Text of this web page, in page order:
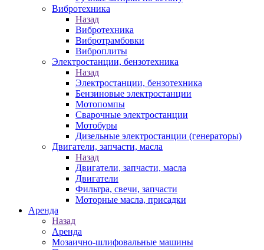
Вибротехника
Назад
Вибротехника
Вибротрамбовки
Виброплиты
Электростанции, бензотехника
Назад
Электростанции, бензотехника
Бензиновые электростанции
Мотопомпы
Сварочные электростанции
Мотобуры
Дизельные электростанции (генераторы)
Двигатели, запчасти, масла
Назад
Двигатели, запчасти, масла
Двигатели
Фильтра, свечи, запчасти
Моторные масла, присадки
Аренда
Назад
Аренда
Мозаично-шлифовальные машины